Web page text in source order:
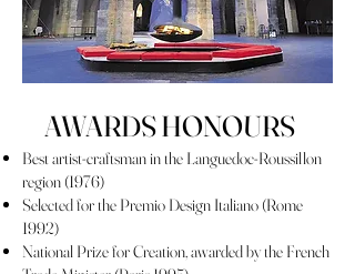
AWARDS HONOURS
Best artist-craftsman in the Languedoc-Roussillon
region (1976)
Selected for the Premio Design Italiano (Rome
1992)
National Prize for Creation, awarded by the French